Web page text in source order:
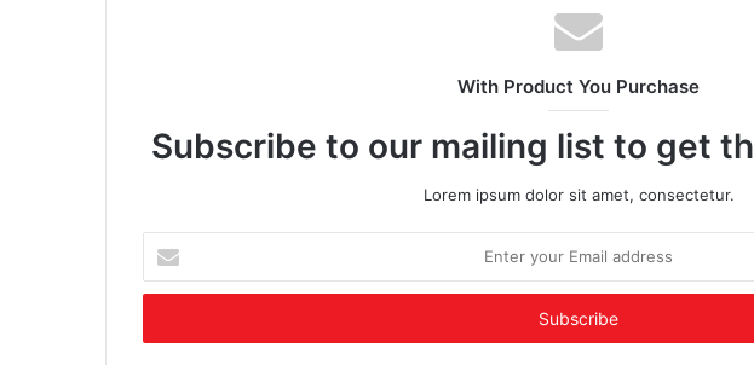
With Product You Purchase
Subscribe to our mailing list to get
Lorem ipsum dolor sit amet, consectetur.
your
Email